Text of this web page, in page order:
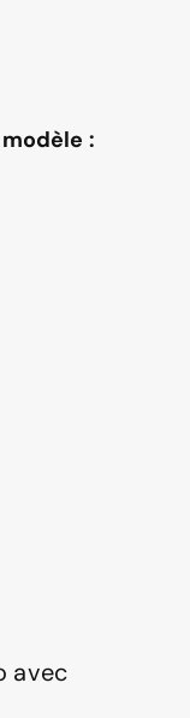
:
avec